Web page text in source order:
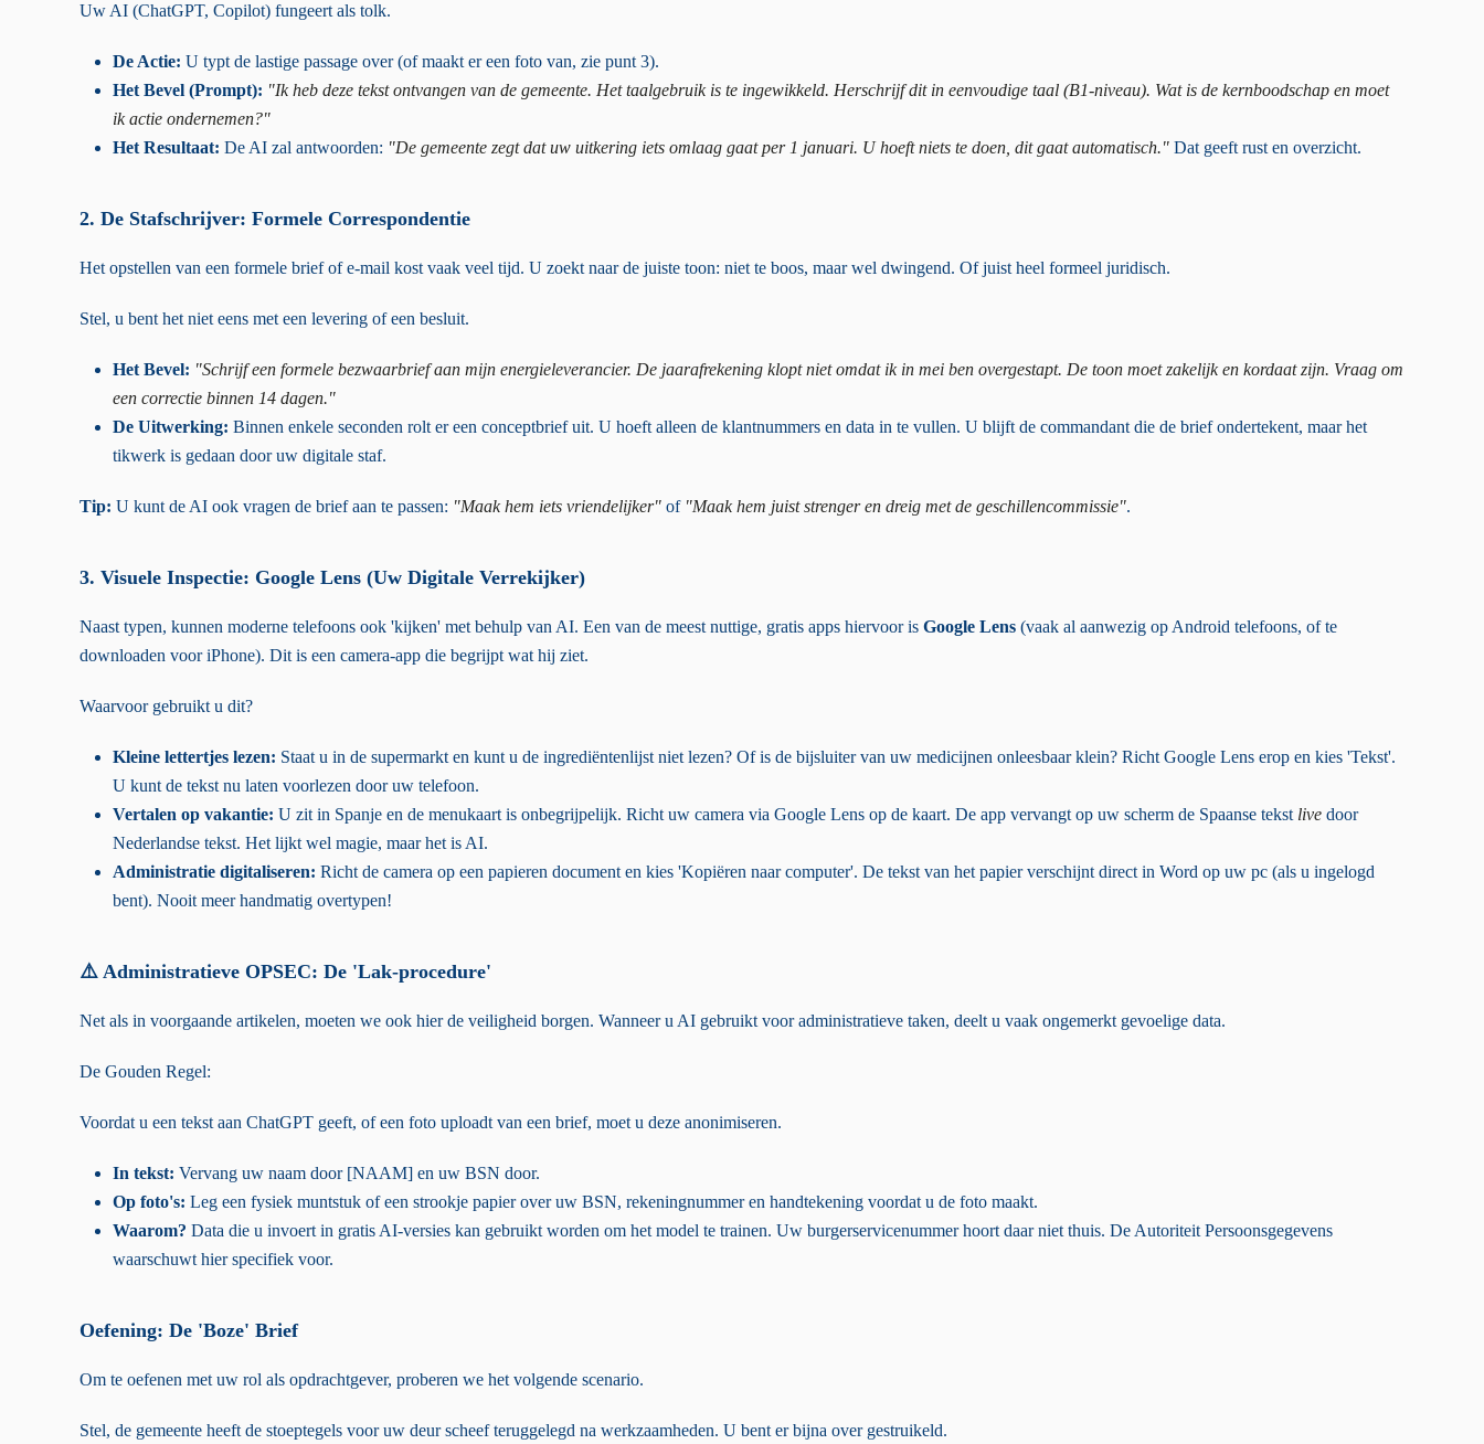
Uw AI (ChatGPT, Copilot) fungeert als tolk.
De Actie: U typt de lastige passage over (of maakt er een foto van, zie punt 3).
Het Bevel (Prompt): "Ik heb deze tekst ontvangen van de gemeente. Het taalgebruik is te ingewikkeld. Herschrijf dit in eenvoudige taal (B1-niveau). Wat is de kernboodschap en moet
ik actie ondernemen?"
Het Resultaat: De AI zal antwoorden: "De gemeente zegt dat uw uitkering iets omlaag gaat per 1 januari. U hoeft niets te doen, dit gaat automatisch." Dat geeft rust en overzicht.
2. De Stafschrijver: Formele Correspondentie
Het opstellen van een formele brief of e-mail kost vaak veel tijd. U zoekt naar de juiste toon: niet te boos, maar wel dwingend. Of juist heel formeel juridisch.
Stel, u bent het niet eens met een levering of een besluit.
Het Bevel: "Schrijf een formele bezwaarbrief aan mijn energieleverancier. De jaarafrekening klopt niet omdat ik in mei ben overgestapt. De toon moet zakelijk en kordaat zijn. Vraag om
een correctie binnen 14 dagen."
De Uitwerking: Binnen enkele seconden rolt er een conceptbrief uit. U hoeft alleen de klantnummers en data in te vullen. U blijft de commandant die de brief ondertekent, maar het
tikwerk is gedaan door uw digitale staf.
Tip: U kunt de AI ook vragen de brief aan te passen: "Maak hem iets vriendelijker" of "Maak hem juist strenger en dreig met de geschillencommissie".
3. Visuele Inspectie: Google Lens (Uw Digitale Verrekijker)
Naast typen, kunnen moderne telefoons ook 'kijken' met behulp van AI. Een van de meest nuttige, gratis apps hiervoor is Google Lens (vaak al aanwezig op Android telefoons, of te
downloaden voor iPhone). Dit is een camera-app die begrijpt wat hij ziet.
Waarvoor gebruikt u dit?
Kleine lettertjes lezen: Staat u in de supermarkt en kunt u de ingrediëntenlijst niet lezen? Of is de bijsluiter van uw medicijnen onleesbaar klein? Richt Google Lens erop en kies 'Tekst'.
U kunt de tekst nu laten voorlezen door uw telefoon.
Vertalen op vakantie: U zit in Spanje en de menukaart is onbegrijpelijk. Richt uw camera via Google Lens op de kaart. De app vervangt op uw scherm de Spaanse tekst live door
Nederlandse tekst. Het lijkt wel magie, maar het is AI.
Administratie digitaliseren: Richt de camera op een papieren document en kies 'Kopiëren naar computer'. De tekst van het papier verschijnt direct in Word op uw pc (als u ingelogd
bent). Nooit meer handmatig overtypen!
⚠️ Administratieve OPSEC: De 'Lak-procedure'
Net als in voorgaande artikelen, moeten we ook hier de veiligheid borgen. Wanneer u AI gebruikt voor administratieve taken, deelt u vaak ongemerkt gevoelige data.
De Gouden Regel:
Voordat u een tekst aan ChatGPT geeft, of een foto uploadt van een brief, moet u deze anonimiseren.
In tekst: Vervang uw naam door [NAAM] en uw BSN door.
Op foto's: Leg een fysiek muntstuk of een strookje papier over uw BSN, rekeningnummer en handtekening voordat u de foto maakt.
Waarom? Data die u invoert in gratis AI-versies kan gebruikt worden om het model te trainen. Uw burgerservicenummer hoort daar niet thuis. De Autoriteit Persoonsgegevens
waarschuwt hier specifiek voor.
Oefening: De 'Boze' Brief
Om te oefenen met uw rol als opdrachtgever, proberen we het volgende scenario.
Stel, de gemeente heeft de stoeptegels voor uw deur scheef teruggelegd na werkzaamheden. U bent er bijna over gestruikeld.